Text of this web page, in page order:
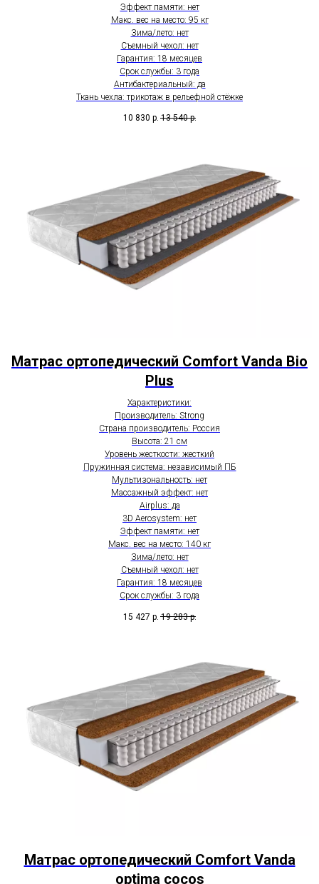
Эффект памяти: нет
Макс. вес на место: 95 кг
Зима/лето: нет
Съемный чехол: нет
Гарантия: 18 месяцев
Срок службы: 3 года
Антибактериальный: да
Ткань чехла: трикотаж в рельефной стёжке
10 830 р. 13 540 р.
Матрас ортопедический Comfort Vanda Bio
Plus
Характеристики:
Производитель: Strong
Страна производитель: Россия
Высота: 21 см
Уровень жесткости: жесткий
Пружинная система: независимый ПБ
Мультизональность: нет
Массажный эффект: нет
Airplus: да
3D Aerosystem: нет
Эффект памяти: нет
Макс. вес на место: 140 кг
Зима/лето: нет
Съемный чехол: нет
Гарантия: 18 месяцев
Срок службы: 3 года
15 427 р. 19 283 р.
Матрас ортопедический Comfort Vanda
optima cocos